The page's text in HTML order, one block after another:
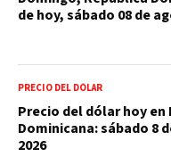
de hoy, sábado 08 de
PRECIO DEL DÓLAR
Precio del dólar hoy en
Dominicana: sábado 8
2026